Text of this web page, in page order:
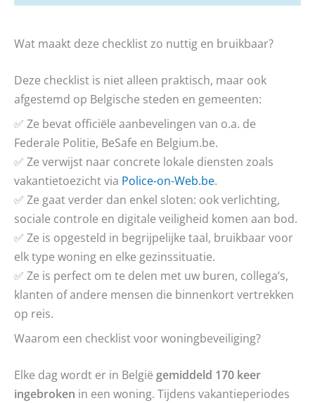
Wat maakt deze checklist zo nuttig en bruikbaar?
Deze checklist is niet alleen praktisch, maar ook
afgestemd op Belgische steden en gemeenten:
✅ Ze bevat officiële aanbevelingen van o.a. de
Federale Politie, BeSafe en Belgium.be.
✅ Ze verwijst naar concrete lokale diensten zoals
vakantietoezicht via Police-on-Web.be.
✅ Ze gaat verder dan enkel sloten: ook verlichting,
sociale controle en digitale veiligheid komen aan bod.
✅ Ze is opgesteld in begrijpelijke taal, bruikbaar voor
elk type woning en elke gezinssituatie.
✅ Ze is perfect om te delen met uw buren, collega’s,
klanten of andere mensen die binnenkort vertrekken
op reis.
Waarom een checklist voor woningbeveiliging?
Elke dag wordt er in België gemiddeld 170 keer
ingebroken in een woning. Tijdens vakantieperiodes